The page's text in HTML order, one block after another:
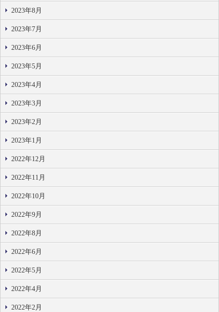
2023年8月
2023年7月
2023年6月
2023年5月
2023年4月
2023年3月
2023年2月
2023年1月
2022年12月
2022年11月
2022年10月
2022年9月
2022年8月
2022年6月
2022年5月
2022年4月
2022年2月